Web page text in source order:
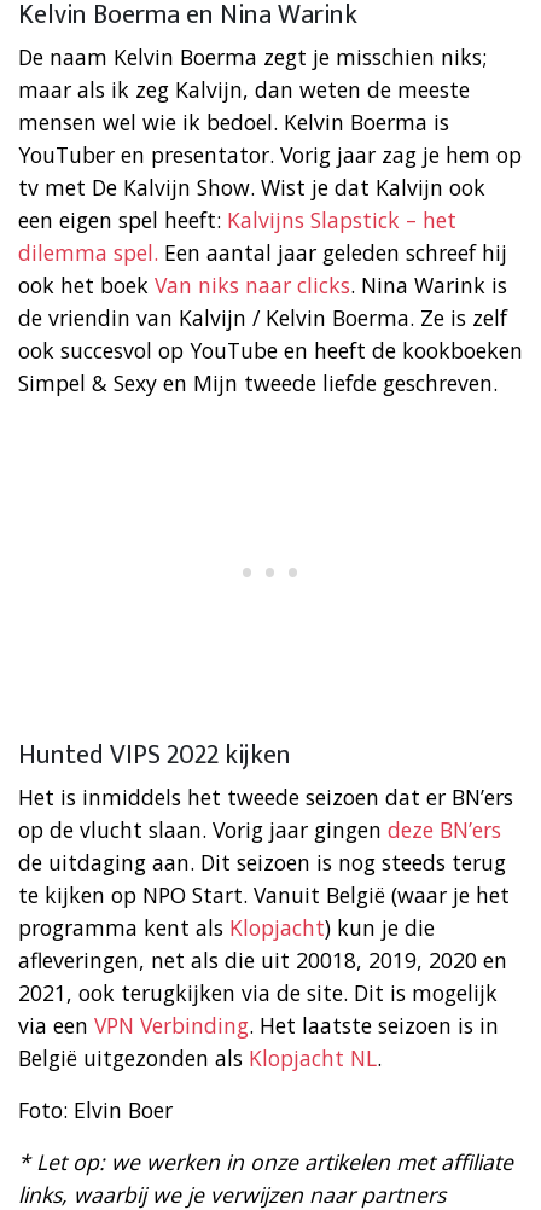
Kelvin Boerma en Nina Warink
De naam Kelvin Boerma zegt je misschien niks;
maar als ik zeg Kalvijn, dan weten de meeste
mensen wel wie ik bedoel. Kelvin Boerma is
YouTuber en presentator. Vorig jaar zag je hem op
tv met De Kalvijn Show. Wist je dat Kalvijn ook
een eigen spel heeft: Kalvijns Slapstick – het
dilemma spel. Een aantal jaar geleden schreef hij
ook het boek Van niks naar clicks. Nina Warink is
de vriendin van Kalvijn / Kelvin Boerma. Ze is zelf
ook succesvol op YouTube en heeft de kookboeken
Simpel & Sexy en Mijn tweede liefde geschreven.
Hunted VIPS 2022 kijken
Het is inmiddels het tweede seizoen dat er BN’ers
op de vlucht slaan. Vorig jaar gingen deze BN’ers
de uitdaging aan. Dit seizoen is nog steeds terug
te kijken op NPO Start. Vanuit België (waar je het
programma kent als Klopjacht) kun je die
afleveringen, net als die uit 20018, 2019, 2020 en
2021, ook terugkijken via de site. Dit is mogelijk
via een VPN Verbinding. Het laatste seizoen is in
België uitgezonden als Klopjacht NL.
Foto: Elvin Boer
* Let op: we werken in onze artikelen met affiliate
links, waarbij we je verwijzen naar partners